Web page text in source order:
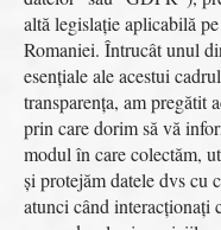
altă legislație aplicabilă
Romaniei. Întrucât unul
esențiale ale acestui
transparența, am pregătit
prin care dorim să vă
modul în care colectăm,
și protejăm datele dvs cu
atunci când interacționați